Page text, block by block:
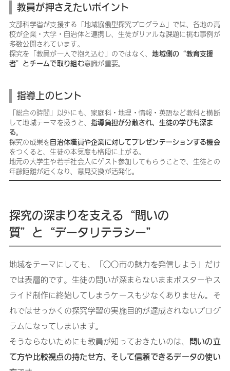
教員が押さえたいポイント
文部科学省が支援する「地域協働型探究プログラム」では、各地の高
校が企業・大学・自治体と連携し、生徒がリアルな課題に挑む事例が
多数公開されています。
探究を「教員が一人で抱え込む」のではなく、地域側の“教育支援
者”とチームで取り組む意識が重要。
指導上のヒント
「総合の時間」以外にも、家庭科・地理・情報・英語など教科と横断
して地域テーマを扱うと、指導負担が分散され、生徒の学びも深ま
る。
探究の成果を自治体職員や企業に対してプレゼンテーションする機会
をつくると、生徒の本気度も格段に上がる。
地元の大学生や若手社会人にゲスト参加してもらうことで、生徒との
年齢距離が近くなり、意見交換が活発化。
探究の深まりを支える“問いの
質”と“データリテラシー”
地域をテーマにしても、「○○市の魅力を発信しよう」だけ
では表層的です。生徒の問いが深まらないままポスターやス
ライド制作に終始してしまうケースも少なくありません。そ
れではせっかくの探究学習の実施目的が達成されないプログ
ラムになってしまいます。
そうならないためにも教員が知っておきたいのは、 問いの立
て方や比較視点の持たせ方、そして信頼できるデータの使い